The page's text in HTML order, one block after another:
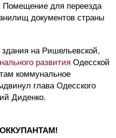
Помещение для переезда
документов страны
на Ришельевской,
развития Одесской
коммунальное
глава Одесского
Диденко.